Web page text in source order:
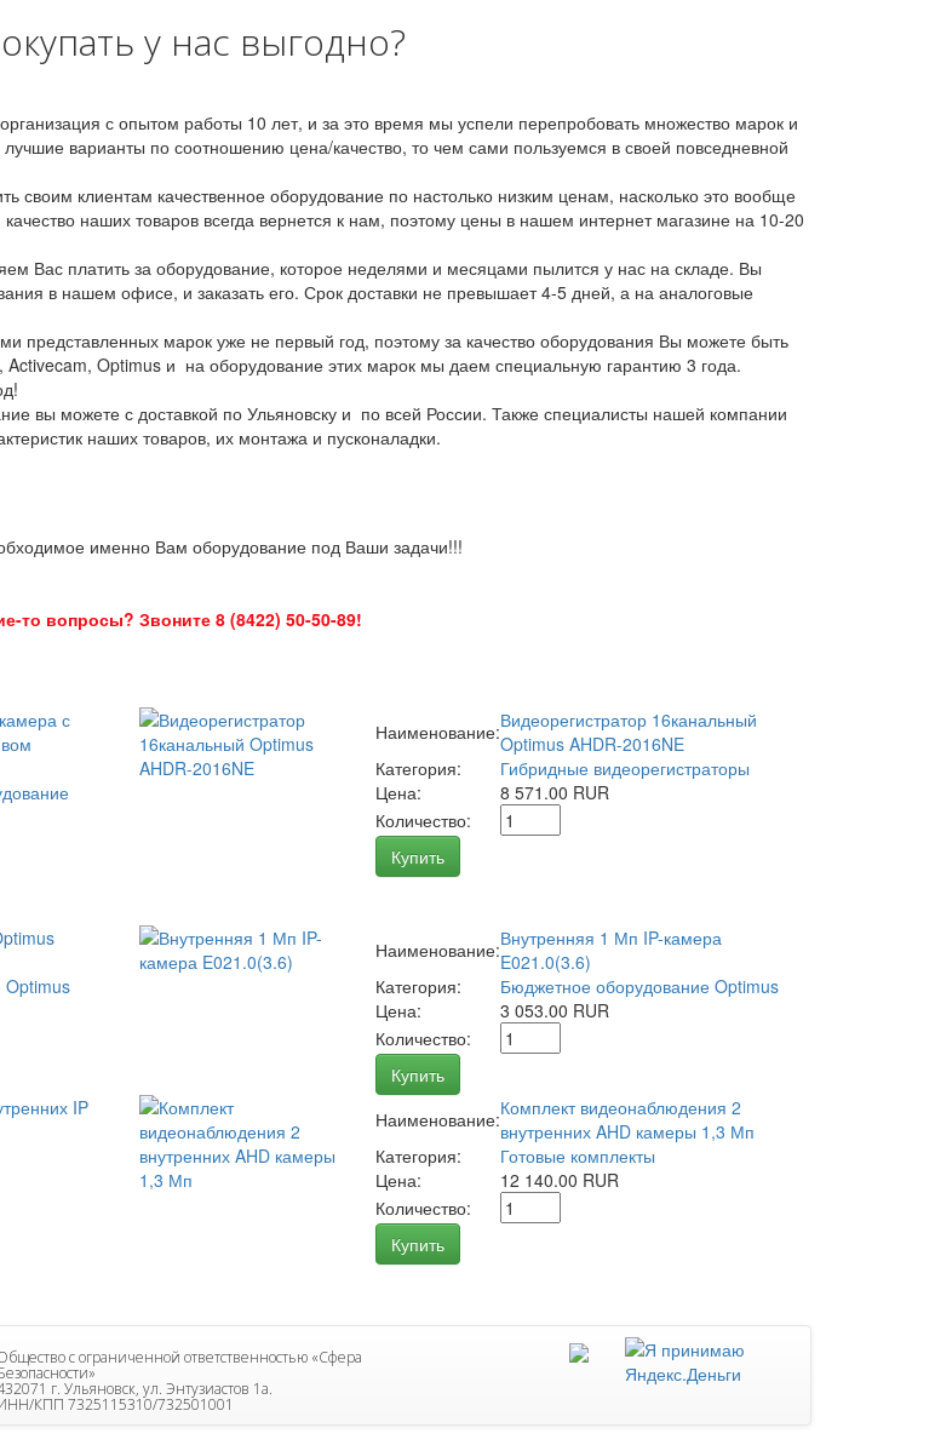
у нас выгодно?
с опытом работы 10 лет, и за это время мы успели перепробовать множество марок и
варианты по соотношению цена/качество, то чем сами пользуемся в своей повседневной
своим клиентам качественное оборудование по настолько низким ценам, насколько это вообще
наших товаров всегда вернется к нам, поэтому цены в нашем интернет магазине на 10-20
Вас платить за оборудование, которое неделями и месяцами пылится у нас на складе. Вы
в нашем офисе, и заказать его. Срок доставки не превышает 4-5 дней, а на аналоговые
представленных марок уже не первый год, поэтому за качество оборудования Вы можете быть
Optimus и на оборудование этих марок мы даем специальную гарантию 3 года.
вы можете с доставкой по Ульяновску и по всей России. Также специалисты нашей компании
наших товаров, их монтажа и пусконаладки.
именно Вам оборудование под Ваши задачи!!!
то вопросы? Звоните 8 (8422) 50-50-89!
с
Наименование:Видеорегистратор 16канальный
Optimus AHDR-2016NE
Категория:
Гибридные видеорегистраторы
Цена:
8 571.00 RUR
Количество:
Купить
Optimus
Наименование:Внутренняя 1 Мп IP-камера
E021.0(3.6)
Категория:
Бюджетное оборудование Optimus
Цена:
3 053.00 RUR
Количество:
Купить
IP
Наименование:Комплект видеонаблюдения 2
внутренних AHD камеры 1,3 Мп
Категория:
Готовые комплекты
Цена:
12 140.00 RUR
Количество:
Купить
с ограниченной ответственностью «Сфера
г. Ульяновск, ул. Энтузиастов 1а.
КПП 7325115310/732501001